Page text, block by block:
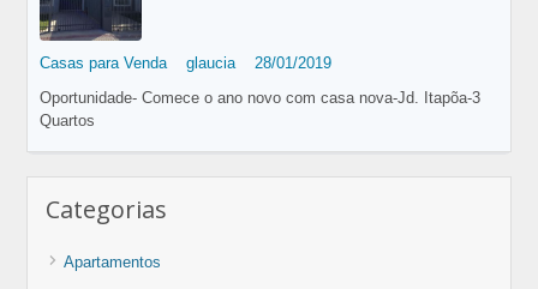
Casas para Venda glaucia
28/01/2019
Oportunidade- Comece o ano novo com casa nova-Jd. Itapõa-3
Quartos
Categorias
Apartamentos